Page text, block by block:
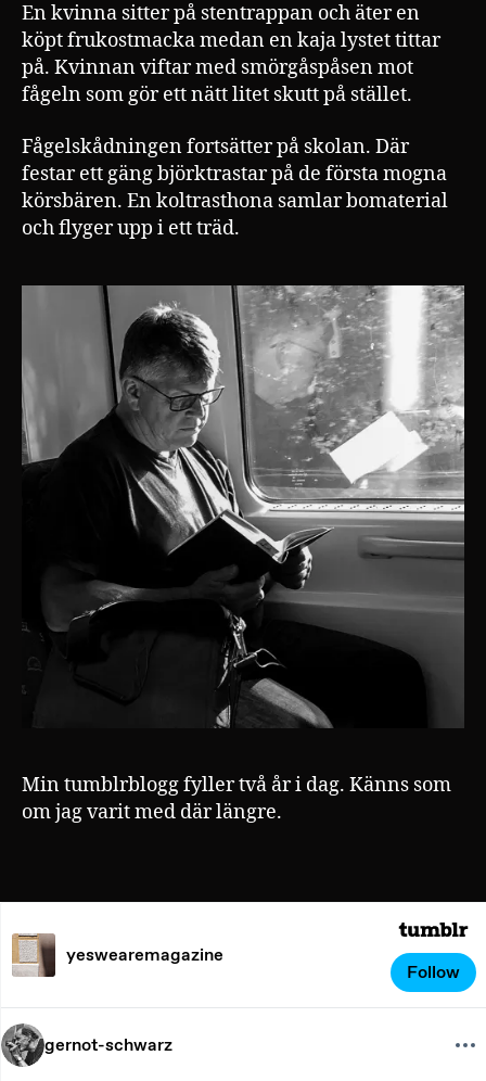
En kvinna sitter på stentrappan och äter en
köpt frukostmacka medan en kaja lystet tittar
på. Kvinnan viftar med smörgåspåsen mot
fågeln som gör ett nätt litet skutt på stället.
Fågelskådningen fortsätter på skolan. Där
festar ett gäng björktrastar på de första mogna
körsbären. En koltrasthona samlar bomaterial
och flyger upp i ett träd.
Min tumblrblogg fyller två år i dag. Känns som
om jag varit med där längre.